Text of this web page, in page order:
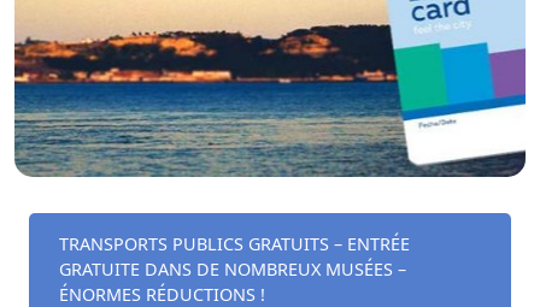
TRANSPORTS PUBLICS GRATUITS – ENTRÉE
GRATUITE DANS DE NOMBREUX MUSÉES –
ÉNORMES RÉDUCTIONS !